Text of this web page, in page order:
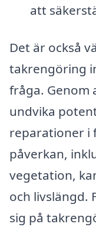
att
Det är också
takrengöring
fråga. Genom
undvika
reparationer i
påverkan,
vegetation,
och livslängd.
sig på